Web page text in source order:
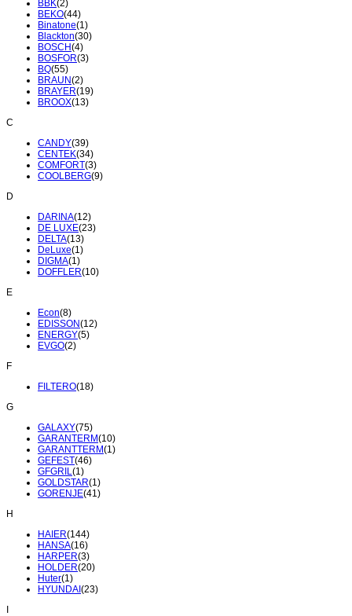
BBK(2)
BEKO(44)
Binatone(1)
Blackton(30)
BOSCH(4)
BOSFOR(3)
BQ(55)
BRAUN(2)
BRAYER(19)
BROOX(13)
C
CANDY(39)
CENTEK(34)
COMFORT(3)
COOLBERG(9)
D
DARINA(12)
DE LUXE(23)
DELTA(13)
DeLuxe(1)
DIGMA(1)
DOFFLER(10)
E
Econ(8)
EDISSON(12)
ENERGY(5)
EVGO(2)
F
FILTERO(18)
G
GALAXY(75)
GARANTERM(10)
GARANTTERM(1)
GEFEST(46)
GFGRIL(1)
GOLDSTAR(1)
GORENJE(41)
H
HAIER(144)
HANSA(16)
HARPER(3)
HOLDER(20)
Huter(1)
HYUNDAI(23)
I